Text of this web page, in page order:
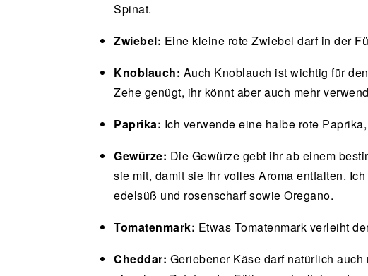
Spinat.
Zwiebel: Eine kleine rote Zwiebel darf in der
Knoblauch: Auch Knoblauch ist wichtig für
Zehe genügt, ihr könnt aber auch mehr
Paprika: Ich verwende eine halbe rote
Gewürze: Die Gewürze gebt ihr ab einem
sie mit, damit sie ihr volles Aroma entfalten.
edelsüß und rosenscharf sowie Oregano.
Tomatenmark: Etwas Tomatenmark verleiht
Cheddar: Geriebener Käse darf natürlich